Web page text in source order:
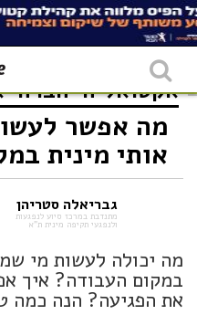
אקטואליה חברה
מה אפשר
אותי מינית
גבריאלה סטריהן
מתנדבת במרכז סיוע לנפגעות
ולנפגעי תקיפה מינית ת"א
מה יכולה לעשות מי
במקום העבודה? איך
את הפגיעה? הנה כמה